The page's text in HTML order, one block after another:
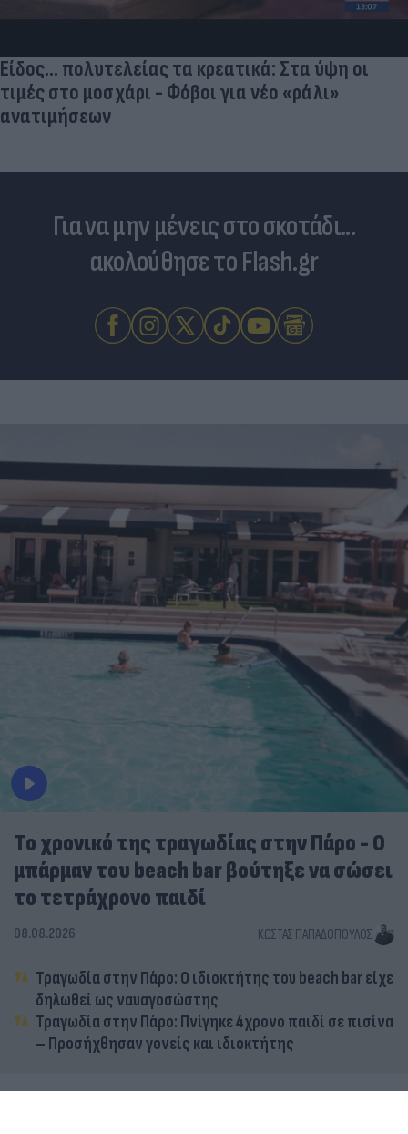
Είδος... πολυτελείας τα κρεατικά: Στα ύψη οι
τιμές στο μοσχάρι - Φόβοι για νέο «ράλι»
ανατιμήσεων
Για να μην μένεις στο σκοτάδι...
ακολούθησε το Flash.gr
Tο χρονικό της τραγωδίας στην Πάρο - Ο
μπάρμαν του beach bar βούτηξε να σώσει
το τετράχρονο παιδί
08.08.2026 ΚΏΣΤΑΣ ΠΑΠΑΔΌΠΟΥΛΟΣ
Τραγωδία στην Πάρο: Ο ιδιοκτήτης του beach bar είχε
δηλωθεί ως ναυαγοσώστης
Τραγωδία στην Πάρο: Πνίγηκε 4χρονο παιδί σε πισίνα
– Προσήχθησαν γονείς και ιδιοκτήτης